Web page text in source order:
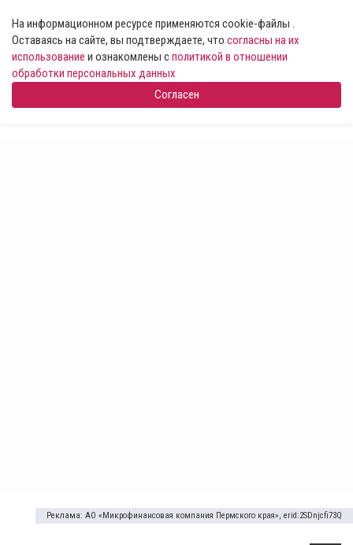
На информационном ресурсе применяются cookie-файлы .
Оставаясь на сайте, вы подтверждаете, что согласны на их
использование и ознакомлены сполитикой в отношении
обработки персональных данных
Согласен
Реклама: АО «Микрофинансовая компания Пермского края», erid:2SDnjcfi73Q